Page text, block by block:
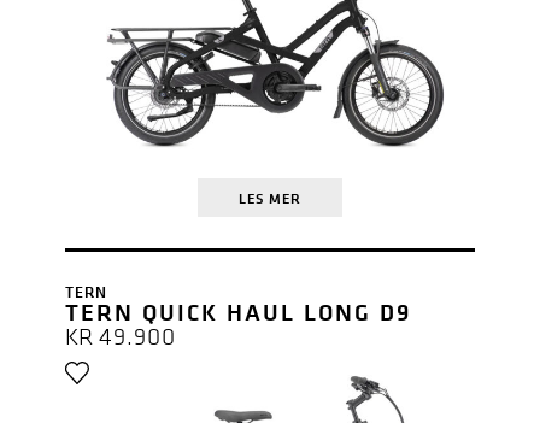
LES MER
TERN
TERN QUICK HAUL LONG D9
KR49.900